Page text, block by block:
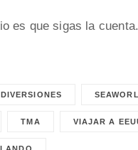
es que sigas la
TMA VIAJAR A